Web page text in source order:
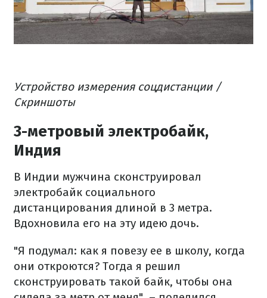
Устройство измерения соцдистанции /
Скриншоты
3-метровый электробайк,
Индия
В Индии мужчина сконструировал
электробайк социального
дистанцирования длиной в 3 метра.
Вдохновила его на эту идею дочь.
"Я подумал: как я повезу ее в школу, когда
они откроются? Тогда я решил
сконструировать такой байк, чтобы она